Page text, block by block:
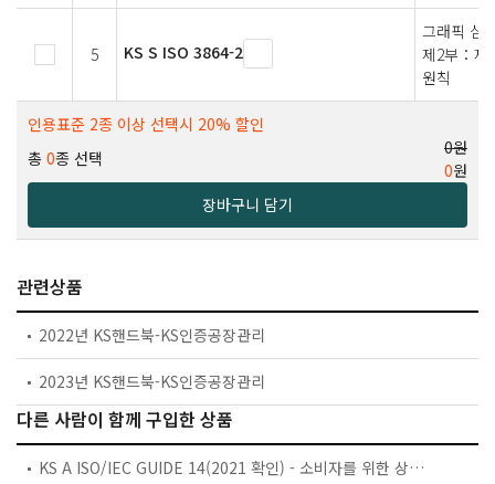
5 KS S ISO 3864-2
그래픽 심
제2부：제
원칙
인용표준 2종 이상 선택시 20% 할인
총 0종 선택
0원
0원
장바구니 담기
관련상품
2022년 KS핸드북-KS인증공장관리
2023년 KS핸드북-KS인증공장관리
다른 사람이 함께 구입한 상품
KS A ISO/IEC GUIDE 14(2021 확인) - 소비자를 위한 상품 및 서비스의 구매 정보에 대한 지침